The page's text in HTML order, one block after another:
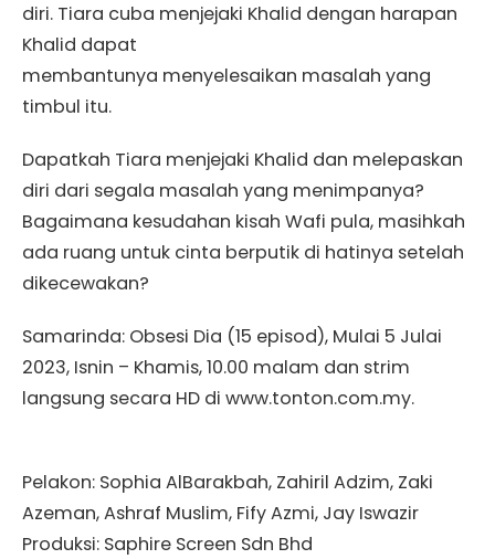
diri. Tiara cuba menjejaki Khalid dengan harapan
Khalid dapat
membantunya menyelesaikan masalah yang
timbul itu.
Dapatkah Tiara menjejaki Khalid dan melepaskan
diri dari segala masalah yang menimpanya?
Bagaimana kesudahan kisah Wafi pula, masihkah
ada ruang untuk cinta berputik di hatinya setelah
dikecewakan?
Samarinda: Obsesi Dia (15 episod), Mulai 5 Julai
2023, Isnin – Khamis, 10.00 malam dan strim
langsung secara HD di www.tonton.com.my.
Pelakon: Sophia AlBarakbah, Zahiril Adzim, Zaki
Azeman, Ashraf Muslim, Fify Azmi, Jay Iswazir
Produksi: Saphire Screen Sdn Bhd